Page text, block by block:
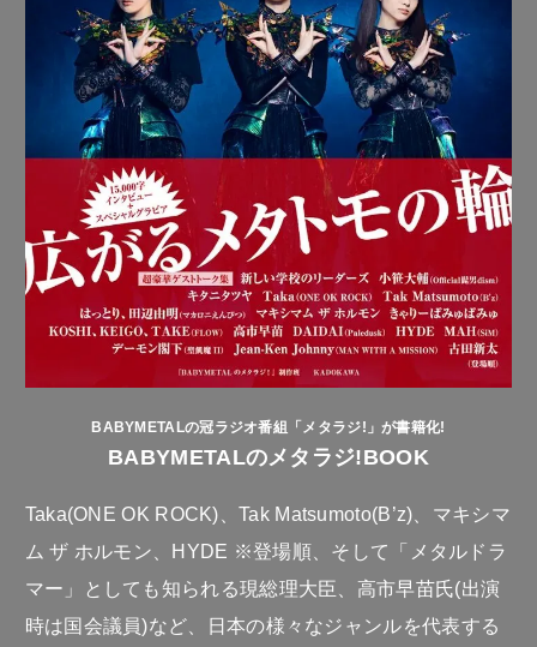
BABYMETALの冠ラジオ番組「メタラジ!」が書籍化!
BABYMETALのメタラジ!BOOK
Taka(ONE OK ROCK)、Tak Matsumoto(B’z)、マキシマ
ム ザ ホルモン、HYDE ※登場順、そして「メタルドラ
マー」としても知られる現総理大臣、高市早苗氏(出演
時は国会議員)など、日本の様々なジャンルを代表する